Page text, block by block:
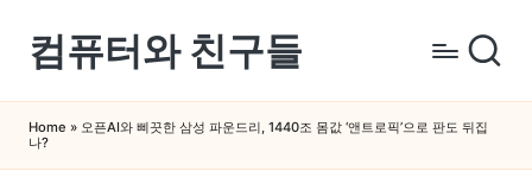
Skip
content
컴퓨터와 친구들
퓨
터
Home » 오픈AI와 삐끗한 삼성 파운드리, 1440조 몸값 ‘앤트로픽’으로 판도 뒤집
나?